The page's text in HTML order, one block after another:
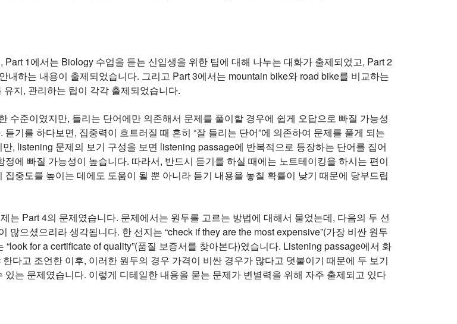
1에서는 Biology 수업을 듣는 신입생을 위한 팁에 대해 나누는 대화가 출제되었고, Part 2
내하는 내용이 출제되었습니다. 그리고 Part 3에서는 mountain bike와 road bike를 비교하는
지, 관리하는 팁이 각각 출제되었습니다.
수준이였지만, 들리는 단어에만 의존해서 문제를 풀이할 경우에 쉽게 오답으로 빠질 가능성
기를 하다보면, 집중력이 흐트러질 때 흔히 “잘 들리는 단어”에 의존하여 문제를 풀게 되는
, listening 문제의 보기 구성을 보면 listening passage에 반복적으로 등장하는 단어를 집어
에 빠질 가능성이 높습니다. 따라서, 반드시 듣기를 하실 때에는 노트테이킹을 하시는 편이
중도를 높이는 데에도 도움이 될 뿐 아니라 듣기 내용을 놓칠 확률이 낮기 때문에 당부드립
는 Part 4의 문제였습니다. 문제에서는 원두를 고르는 방법에 대해서 물었는데, 다음의 두 선
많으셨으리라 생각됩니다. 한 선지는 “check if they are the most expensive”(가장 비싼 원두
“look for a certificate of quality”(품질 보증서를 찾아본다)였습니다. Listening passage에서 화
다고 조언한 이후, 이러한 원두의 경우 가격이 비싼 경우가 많다고 덧붙이기 때문에 두 보기
는 문제였습니다. 이렇게 디테일한 내용을 묻는 문제가 변별력을 위해 자주 출제되고 있다